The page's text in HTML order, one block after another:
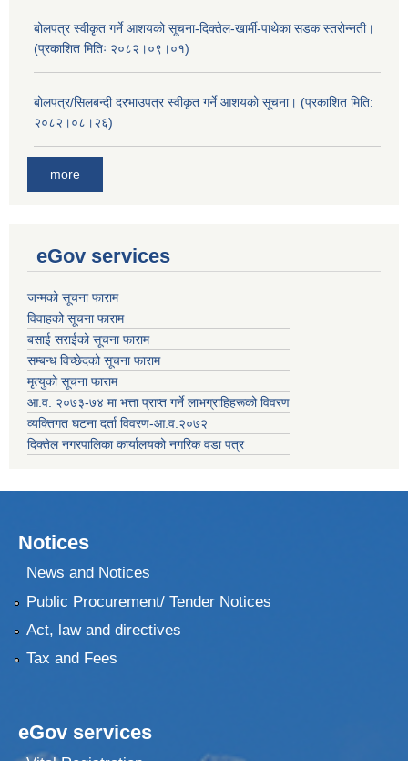
बोलपत्र स्वीकृत गर्ने आशयको सूचना-दिक्तेल-खार्मी-पाथेका सडक स्तरोन्नती।
(प्रकाशित मितिः २०८२।०९।०१)
बोलपत्र/सिलबन्दी दरभाउपत्र स्वीकृत गर्ने आशयको सूचना। (प्रकाशित मिति:
२०८२।०८।२६)
more
eGov services
जन्मको सूचना फाराम
विवाहको सूचना फाराम
बसाई सराईको सूचना फाराम
सम्बन्ध विच्छेदको सूचना फाराम
मृत्युको सूचना फाराम
आ.व. २०७३-७४ मा भत्ता प्राप्त गर्ने लाभग्राहिहरूको विवरण
व्यक्तिगत घटना दर्ता विवरण-आ.व.२०७२
दिक्तेल नगरपालिका कार्यालयको नगरिक वडा पत्र
Notices
News and Notices
Public Procurement/ Tender Notices
Act, law and directives
Tax and Fees
eGov services